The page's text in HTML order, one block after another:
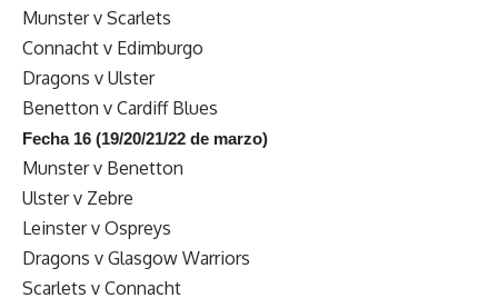
Munster v Scarlets
Connacht v Edimburgo
Dragons v Ulster
Benetton v Cardiff Blues
Fecha 16 (19/20/21/22 de marzo)
Munster v Benetton
Ulster v Zebre
Leinster v Ospreys
Dragons v Glasgow Warriors
Scarlets v Connacht